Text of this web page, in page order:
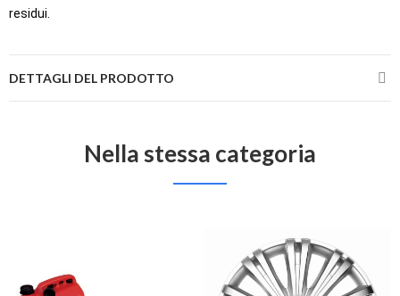
residui.
DETTAGLI DEL PRODOTTO
Nella stessa categoria